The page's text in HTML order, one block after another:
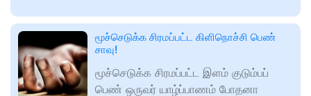
மூச்செடுக்க சிரமப்பட்ட கிளிநொச்சி பெண்
சாவு!
மூச்செடுக்க சிரமப்பட்ட இளம் குடும்பப்
பெண் ஒருவர் யாழ்ப்பாணம் போதனா